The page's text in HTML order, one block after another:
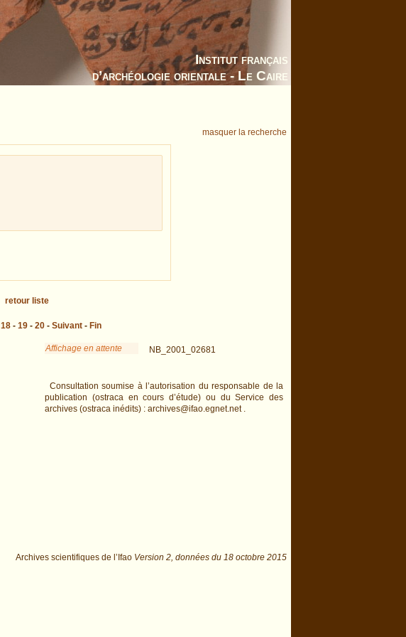
Institut français
d’archéologie orientale - Le Caire
masquer la recherche
retour liste
18 - 19 - 20 - Suivant - Fin
Affichage en attente NB_2001_02681
Consultation soumise à l’autorisation du responsable de la
publication (ostraca en cours d’étude) ou du Service des
archives (ostraca inédits) : archives@ifao.egnet.net .
Archives scientifiques de l’Ifao Version 2,données du 18 octobre 2015